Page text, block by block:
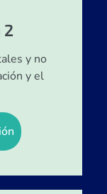
2
y no
y el